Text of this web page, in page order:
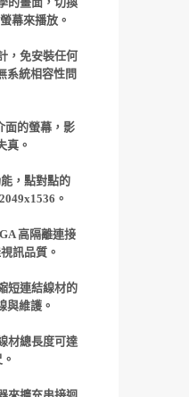
幕來播放。
，免安裝任何
系統相容性問
面的螢幕，影
真。
，點對點的
。
高隔離連接
訊品質。
短連結線材的
與維護。
材總長度可達